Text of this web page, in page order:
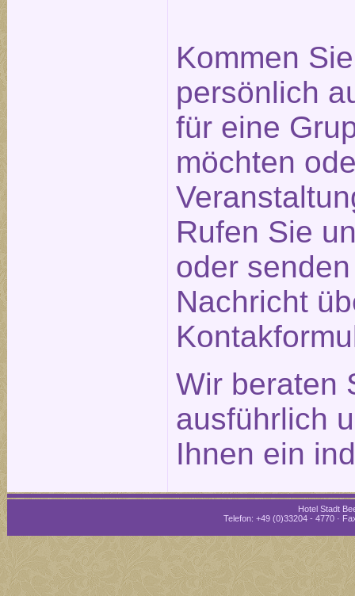
Kommen
persönlich
für eine
möchten
Rufen Sie
oder
Nachricht
Wir beraten
ausführlich
Ihnen ein
Hotel Stadt
Telefon: +49 (0)33204 - 4770 ·